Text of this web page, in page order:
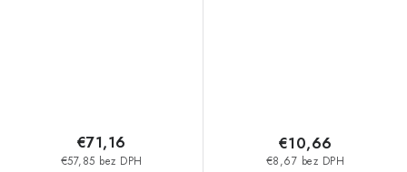
€57,85 bez DPH
€71,16
€8,67 bez DPH
€10,66